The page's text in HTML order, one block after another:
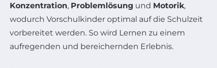
Konzentration, Problemlösung und Motorik,
wodurch Vorschulkinder optimal auf die Schulzeit
vorbereitet werden. So wird Lernen zu einem
aufregenden und bereichernden Erlebnis.